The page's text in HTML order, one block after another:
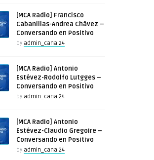
[MCA Radio] Francisco
Cabanillas-Andrea Chávez –
Conversando en Positivo
by admin_canal24
[MCA Radio] Antonio
Estévez-Rodolfo Lutgges –
Conversando en Positivo
by admin_canal24
[MCA Radio] Antonio
Estévez-Claudio Gregoire –
Conversando en Positivo
by admin_canal24